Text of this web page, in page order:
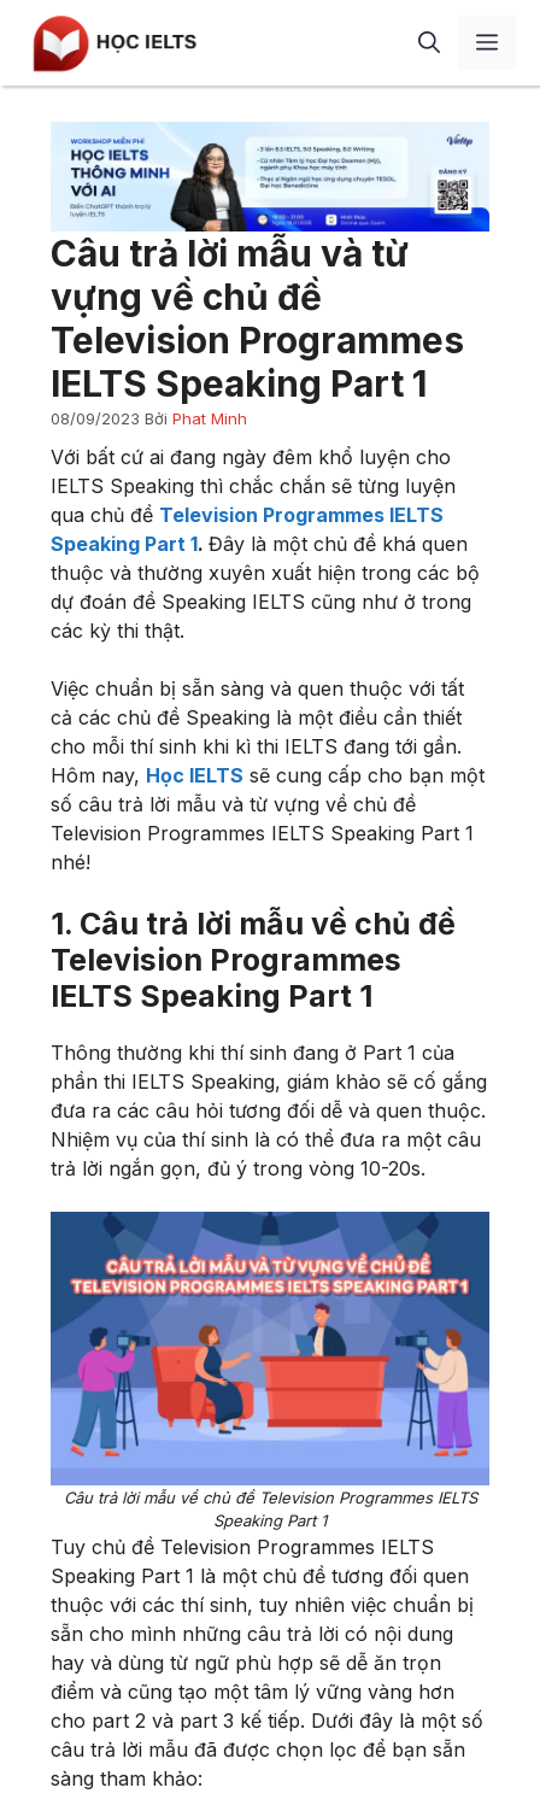
Chuyển
đến
Học IELTS
IELTS Speaking
IELTS Writing
IELTS Listening
IELTS Reading
Từ vựng
Tài liệu
Blog
Review
Liên hệ
Câu trả lời mẫu và từ
vựng về chủ đề
Television Programmes
IELTS Speaking Part 1
08/09/2023 Bởi Phat Minh
Với bất cứ ai đang ngày đêm khổ luyện cho
IELTS Speaking thì chắc chắn sẽ từng luyện
qua chủ đề Television Programmes IELTS
Speaking Part 1. Đây là một chủ đề khá quen
thuộc và thường xuyên xuất hiện trong các bộ
dự đoán đề Speaking IELTS cũng như ở trong
các kỳ thi thật.
Việc chuẩn bị sẵn sàng và quen thuộc với tất
cả các chủ đề Speaking là một điều cần thiết
cho mỗi thí sinh khi kì thi IELTS đang tới gần.
Hôm nay, Học IELTS sẽ cung cấp cho bạn một
số câu trả lời mẫu và từ vựng về chủ đề
Television Programmes IELTS Speaking Part 1
nhé!
1. Câu trả lời mẫu về chủ đề
Television Programmes
IELTS Speaking Part 1
Thông thường khi thí sinh đang ở Part 1 của
phần thi IELTS Speaking, giám khảo sẽ cố gắng
đưa ra các câu hỏi tương đối dễ và quen thuộc.
Nhiệm vụ của thí sinh là có thể đưa ra một câu
trả lời ngắn gọn, đủ ý trong vòng 10-20s.
Câu trả lời mẫu về chủ đề Television Programmes IELTS
Speaking Part 1
Tuy chủ đề Television Programmes IELTS
Speaking Part 1 là một chủ đề tương đối quen
thuộc với các thí sinh, tuy nhiên việc chuẩn bị
sẵn cho mình những câu trả lời có nội dung
hay và dùng từ ngữ phù hợp sẽ dễ ăn trọn
điểm và cũng tạo một tâm lý vững vàng hơn
cho part 2 và part 3 kế tiếp. Dưới đây là một số
câu trả lời mẫu đã được chọn lọc để bạn sẵn
sàng tham khảo: